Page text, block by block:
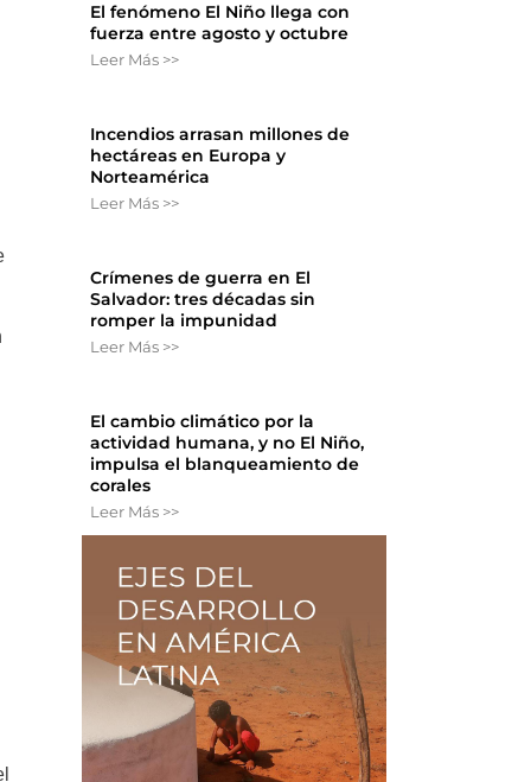
El fenómeno El Niño llega con
fuerza entre agosto y octubre
Leer Más >>
Incendios arrasan millones de
hectáreas en Europa y
Norteamérica
Leer Más >>
Crímenes de guerra en El
Salvador: tres décadas sin
romper la impunidad
Leer Más >>
El cambio climático por la
actividad humana, y no El Niño,
impulsa el blanqueamiento de
corales
Leer Más >>